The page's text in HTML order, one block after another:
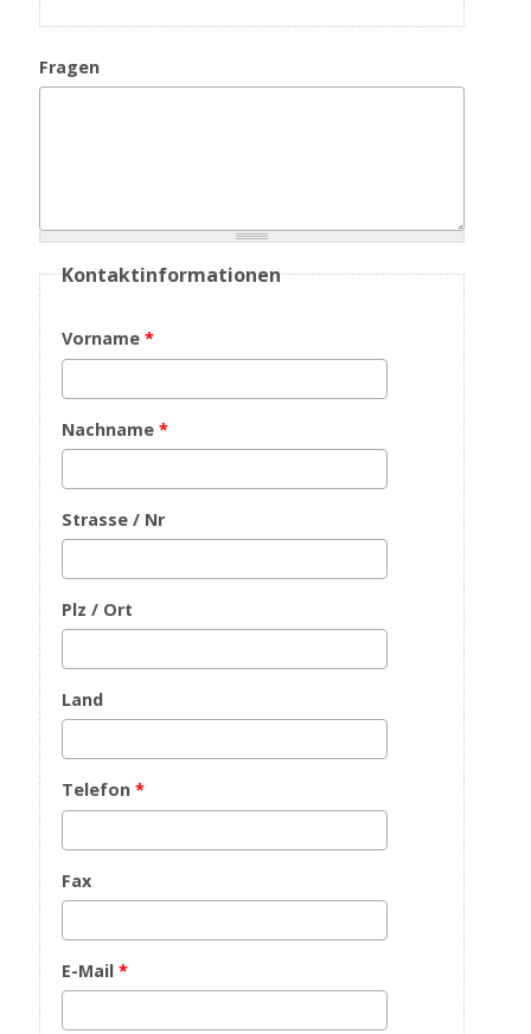
Fragen
Kontaktinformationen
Vorname*
Nachname*
Strasse / Nr
Plz / Ort
Land
Telefon*
Fax
E-Mail*